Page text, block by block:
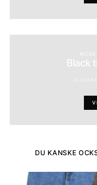
Black
DU KANSKE